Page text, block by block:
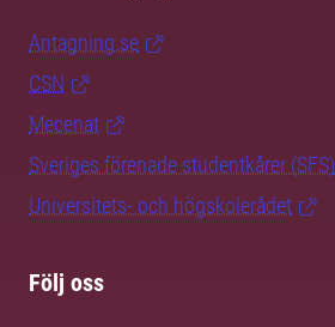
Antagning.se
CSN
Mecenat
Sveriges förenade studentkårer (SFS)
Universitets- och högskolerådet
Följ oss